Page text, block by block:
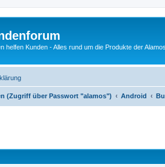
helfen Kunden - Alles rund um die Produkte der
(Zugriff über Passwort "alamos") Android